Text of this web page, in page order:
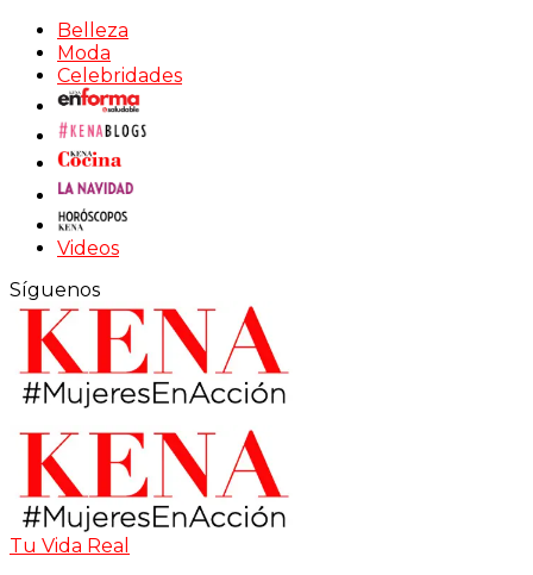
Belleza
Moda
Celebridades
Videos
Síguenos
Tu Vida Real